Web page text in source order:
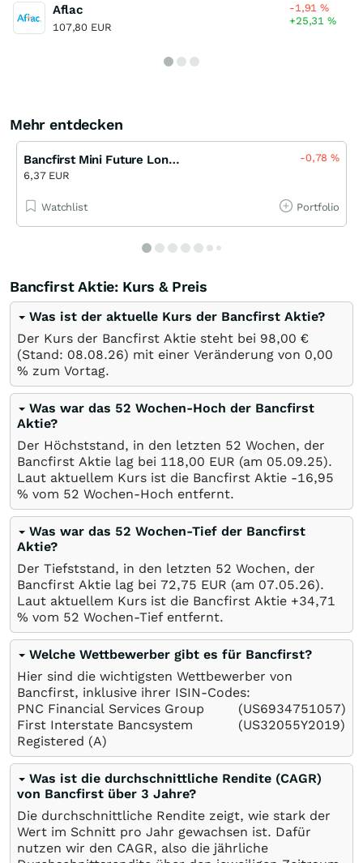
Aflac
107,80 EUR
-1,91%
+25,31%
Mehr entdecken
Bancfirst Mini Future Long Open-End (MS)
6,37 EUR
-0,78%
Watchlist Portfolio
Bancfirst Aktie: Kurs & Preis
Was ist der aktuelle Kurs der Bancfirst Aktie?
Der Kurs der Bancfirst Aktie steht bei 98,00 €
(Stand: 08.08.26) mit einer Veränderung von 0,00
% zum Vortag.
Was war das 52 Wochen-Hoch der Bancfirst
Aktie?
Der Höchststand, in den letzten 52 Wochen, der
Bancfirst Aktie lag bei 118,00 EUR (am 05.09.25).
Laut aktuellem Kurs ist die Bancfirst Aktie -16,95
% vom 52 Wochen-Hoch entfernt.
Was war das 52 Wochen-Tief der Bancfirst
Aktie?
Der Tiefststand, in den letzten 52 Wochen, der
Bancfirst Aktie lag bei 72,75 EUR (am 07.05.26).
Laut aktuellem Kurs ist die Bancfirst Aktie +34,71
% vom 52 Wochen-Tief entfernt.
Welche Wettbewerber gibt es für Bancfirst?
Hier sind die wichtigsten Wettbewerber von
Bancfirst, inklusive ihrer ISIN-Codes:
PNC Financial Services Group
(US6934751057)
First Interstate Bancsystem
Registered (A)
(US32055Y2019)
Was ist die durchschnittliche Rendite (CAGR)
von Bancfirst über 3 Jahre?
Die durchschnittliche Rendite zeigt, wie stark der
Wert im Schnitt pro Jahr gewachsen ist. Dafür
nutzen wir den CAGR, also die jährliche